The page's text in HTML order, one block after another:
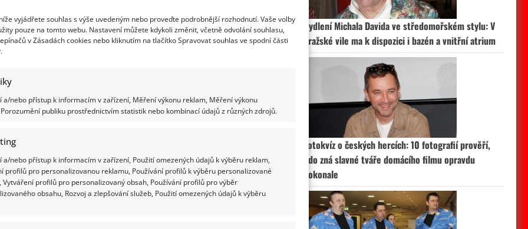
vyjádřete souhlas s výše uvedeným nebo proveďte podrobnější rozhodnutí. Vaše volby
pouze na tomto webu. Nastavení můžete kdykoli změnit, včetně odvolání souhlasu,
v Zásadách cookies nebo kliknutím na tlačítko Spravovat souhlas ve spodní části
a/nebo přístup k informacím v zařízení, Měření výkonu reklam, Měření výkonu
publiku prostřednictvím statistik nebo kombinací údajů z různých zdrojů.
a/nebo přístup k informacím v zařízení, Použití omezených údajů k výběru reklam,
profilů pro personalizovanou reklamu, Používání profilů k výběru personalizované
Vytváření profilů pro personalizovaný obsah, Používání profilů pro výběr
obsahu, Rozvoj a zlepšování služeb, Použití omezených údajů k výběru
Bydlení Michala Davida ve středomořském stylu: V
pražské vile ma k dispozici i bazén a vnitřní atrium
Fotokvíz o českých hercích: 10 fotografií prověří,
kdo zná slavné tváře domácího filmu opravdu
dokonale